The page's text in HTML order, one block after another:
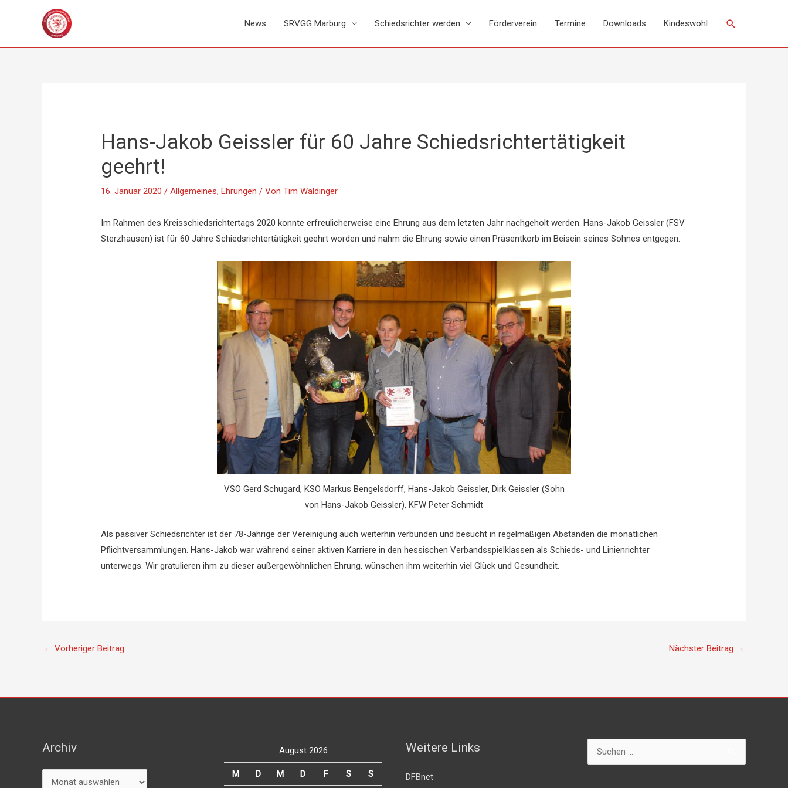
News SRVGG Marburg Schiedsrichter werden Förderverein Termine Downloads Kindeswohl Suchen
Hans-Jakob Geissler für 60 Jahre Schiedsrichtertätigkeit
geehrt!
16. Januar 2020/Allgemeines,Ehrungen / VonTim Waldinger
Im Rahmen des Kreisschiedsrichtertags 2020 konnte erfreulicherweise eine Ehrung aus dem letzten Jahr nachgeholt werden. Hans-Jakob Geissler (FSV
Sterzhausen) ist für 60 Jahre Schiedsrichtertätigkeit geehrt worden und nahm die Ehrung sowie einen Präsentkorb im Beisein seines Sohnes entgegen.
VSO Gerd Schugard, KSO Markus Bengelsdorff, Hans-Jakob Geissler, Dirk Geissler (Sohn
von Hans-Jakob Geissler), KFW Peter Schmidt
Als passiver Schiedsrichter ist der 78-Jährige der Vereinigung auch weiterhin verbunden und besucht in regelmäßigen Abständen die monatlichen
Pflichtversammlungen. Hans-Jakob war während seiner aktiven Karriere in den hessischen Verbandsspielklassen als Schieds- und Linienrichter
unterwegs. Wir gratulieren ihm zu dieser außergewöhnlichen Ehrung, wünschen ihm weiterhin viel Glück und Gesundheit.
← Vorheriger Beitrag Nächster Beitrag →
Archiv
Archiv August 2026
M D M D F S S
Weitere Links
DFBnet
Suchen